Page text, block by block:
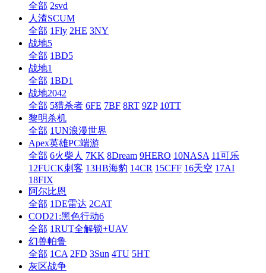
全部 2svd
人渣SCUM
全部 1Fly 2HE 3NY
战地5
全部 1BD5
战地1
全部 1BD1
战地2042
全部 5猎杀者 6FE 7BF 8RT 9ZP 10TT
黎明杀机
全部 1UN浪漫世界
Apex英雄PC端游
全部 6火柴人 7KK 8Dream 9HERO 10NASA 11可乐
12FUCK刺客 13HB海豹 14CR 15CFF 16天空 17AI
18FIX
阿尔比恩
全部 1DE雷达 2CAT
COD21:黑色行动6
全部 1RUT全解锁+UAV
幻兽帕鲁
全部 1CA 2FD 3Sun 4TU 5HT
灰区战争